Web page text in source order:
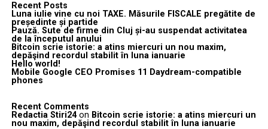
Recent Posts
Luna iulie vine cu noi TAXE. Măsurile FISCALE pregătite de
președinte și partide
Pauză. Sute de firme din Cluj și-au suspendat activitatea
de la începutul anului
Bitcoin scrie istorie: a atins miercuri un nou maxim,
depăşind recordul stabilit în luna ianuarie
Hello world!
Mobile Google CEO Promises 11 Daydream-compatible
phones
Recent Comments
Redactia Stiri24on Bitcoin scrie istorie: a atins miercuri un
nou maxim, depăşind recordul stabilit în luna ianuarie